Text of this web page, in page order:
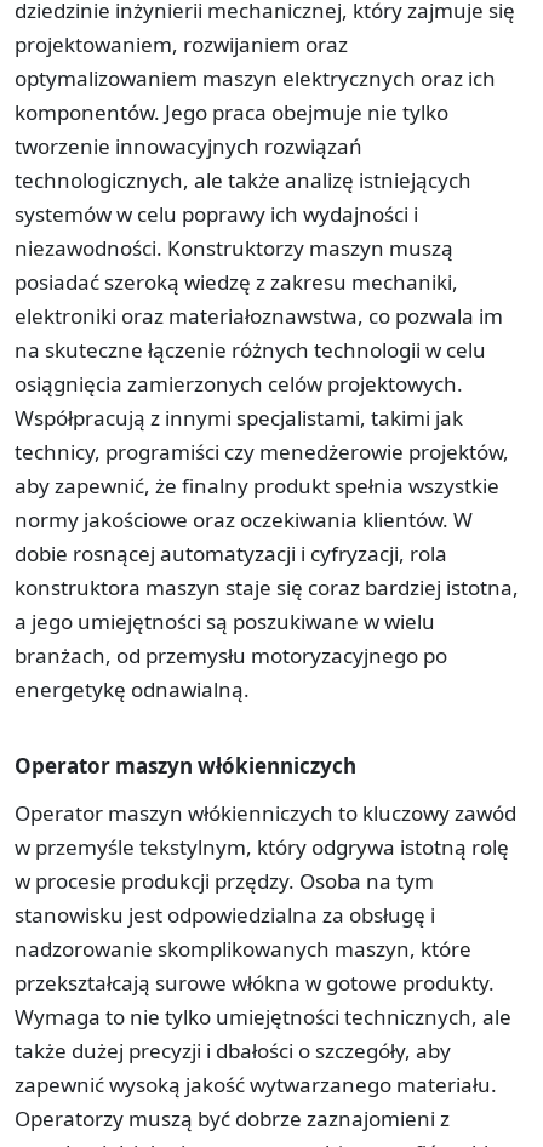
dziedzinie inżynierii mechanicznej, który zajmuje się
projektowaniem, rozwijaniem oraz
optymalizowaniem maszyn elektrycznych oraz ich
komponentów. Jego praca obejmuje nie tylko
tworzenie innowacyjnych rozwiązań
technologicznych, ale także analizę istniejących
systemów w celu poprawy ich wydajności i
niezawodności. Konstruktorzy maszyn muszą
posiadać szeroką wiedzę z zakresu mechaniki,
elektroniki oraz materiałoznawstwa, co pozwala im
na skuteczne łączenie różnych technologii w celu
osiągnięcia zamierzonych celów projektowych.
Współpracują z innymi specjalistami, takimi jak
technicy, programiści czy menedżerowie projektów,
aby zapewnić, że finalny produkt spełnia wszystkie
normy jakościowe oraz oczekiwania klientów. W
dobie rosnącej automatyzacji i cyfryzacji, rola
konstruktora maszyn staje się coraz bardziej istotna,
a jego umiejętności są poszukiwane w wielu
branżach, od przemysłu motoryzacyjnego po
energetykę odnawialną.
Operator maszyn włókienniczych
Operator maszyn włókienniczych to kluczowy zawód
w przemyśle tekstylnym, który odgrywa istotną rolę
w procesie produkcji przędzy. Osoba na tym
stanowisku jest odpowiedzialna za obsługę i
nadzorowanie skomplikowanych maszyn, które
przekształcają surowe włókna w gotowe produkty.
Wymaga to nie tylko umiejętności technicznych, ale
także dużej precyzji i dbałości o szczegóły, aby
zapewnić wysoką jakość wytwarzanego materiału.
Operatorzy muszą być dobrze zaznajomieni z